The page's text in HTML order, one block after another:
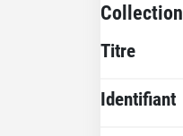
Collection
Titre
Identifiant